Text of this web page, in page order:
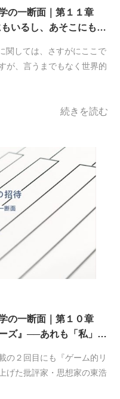
の一断面｜第１１章
いるし、あそこにも…
関しては、さすがにここで
が、言うまでもなく世界的
続きを読む
の一断面｜第１０章
ズ』──あれも「私」…
の２回目にも『ゲーム的リ
げた批評家・思想家の東浩